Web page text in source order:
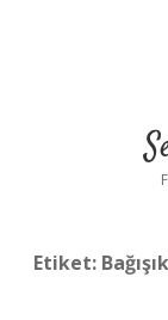
Etiket: